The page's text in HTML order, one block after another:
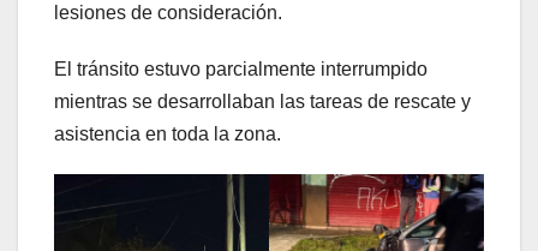
lesiones de consideración.
El tránsito estuvo parcialmente interrumpido
mientras se desarrollaban las tareas de rescate y
asistencia en toda la zona.